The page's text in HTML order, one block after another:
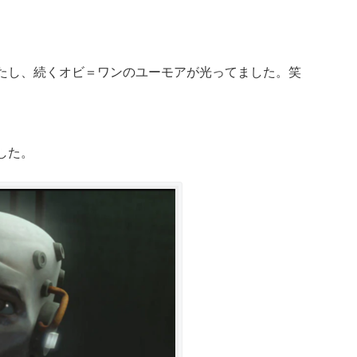
、続くオビ＝ワンのユーモアが光ってました。笑
た。